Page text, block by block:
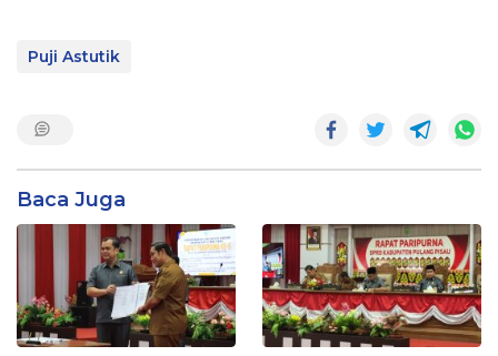
Puji Astutik
Baca Juga